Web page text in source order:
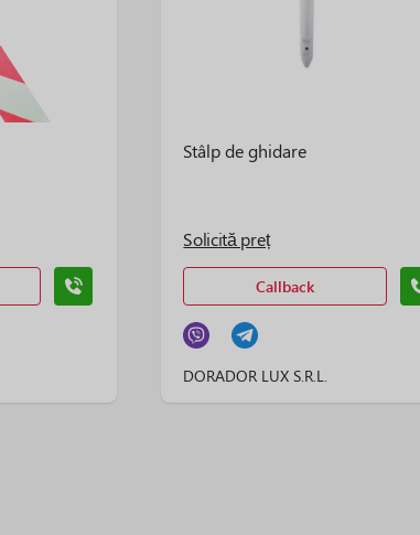
Stâlp de ghidare
Solicită preț
Callback
DORADOR LUX S.R.L.